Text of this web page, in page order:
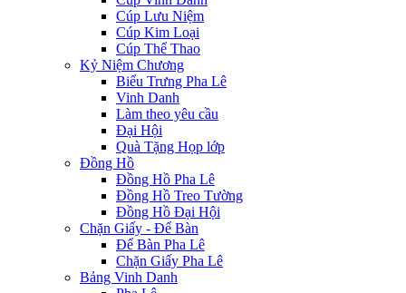
Cúp Lưu Niệm
Cúp Kim Loại
Cúp Thể Thao
Kỷ Niệm Chương
Biểu Trưng Pha Lê
Vinh Danh
Làm theo yêu cầu
Đại Hội
Quà Tặng Họp lớp
Đồng Hồ
Đồng Hồ Pha Lê
Đồng Hồ Treo Tường
Đồng Hồ Đại Hội
Chặn Giấy - Để Bàn
Để Bàn Pha Lê
Chặn Giấy Pha Lê
Bảng Vinh Danh